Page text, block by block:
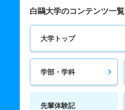
白鷗大学のコンテンツ一覧
大学トップ
学部・学科
先輩体験記